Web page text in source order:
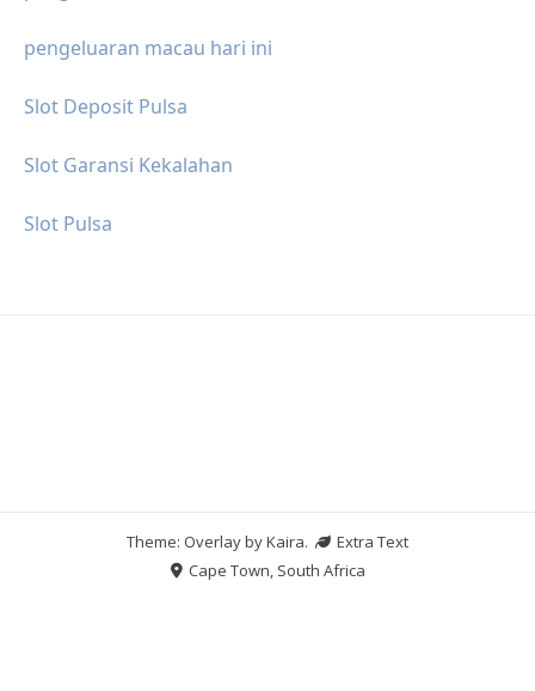
pengeluaran macau hari ini
Slot Deposit Pulsa
Slot Garansi Kekalahan
Slot Pulsa
Theme: Overlay byKaira.
Extra Text
Cape Town, South Africa